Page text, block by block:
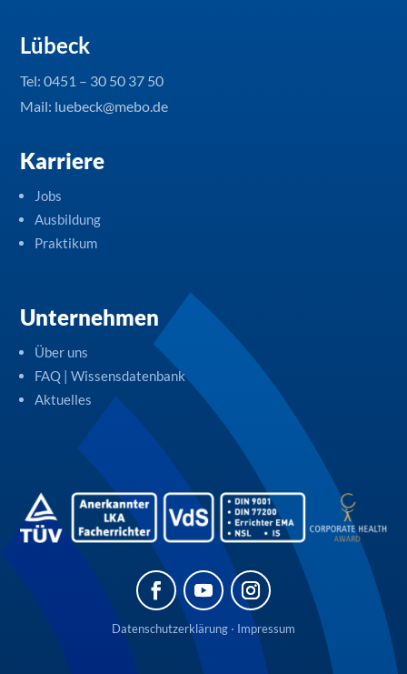
Lübeck
Tel:0451 – 30 50 37 50
Mail: luebeck@mebo.de
Karriere
Jobs
Ausbildung
Praktikum
Unternehmen
Über uns
FAQ | Wissensdatenbank
Aktuelles
Datenschutzerklärung ⋅ Impressum